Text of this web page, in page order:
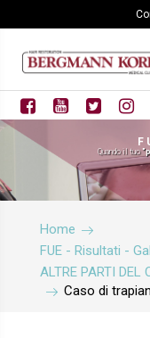
F
Quando il tuo
Home
FUE - Risultati -
ALTRE PARTI DEL
Caso di